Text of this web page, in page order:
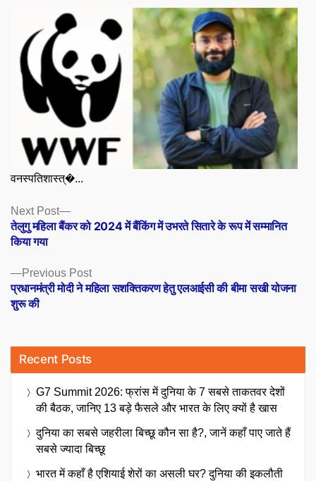
वनस्पतिशास्त्�...
Posts
navigation
Previous PostPrevious
post:
प्रधानमंत्री मोदी ने महिला सशक्तिकरण हेतु एलआईसी की बीमा सखी योजना
शुरू की
Next Post
Next
post:
तेलुगु महिला बैंकर को 2024 में बैंकिंग में उभरते सितारे के रूप में सम्मानित
किया गया
Recent Posts
G7 Summit 2026: फ्रांस में दुनिया के 7 सबसे ताकतवर देशों
की बैठक, जानिए 13 बड़े फैसले और भारत के लिए क्यों है खास
दुनिया का सबसे जहरीला बिच्छू कौन सा है?, जानें कहाँ पाए जाते हैं
सबसे ज्यादा बिच्छू
भारत में कहाँ है एशियाई शेरों का असली घर? दुनिया की इकलौती